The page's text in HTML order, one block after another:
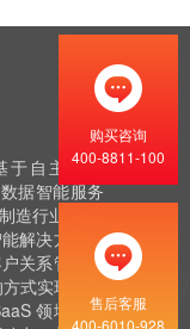
于自主研发
据智能服务
造行业 和泛
解决方案，
关系管理等
式实现数字
领域十余
购买咨询
400-8811-100
售后客服
400-6010-928